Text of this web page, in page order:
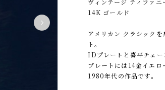
ヴィンテージ ティファ
14K ゴールド
アメリカン クラシック
ト。
IDプレートと喜平チェ
プレートには14金イエ
1980年代の作品です。